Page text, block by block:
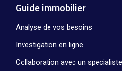
Guide immobilier
Analyse de vos besoins
Investigation en ligne
Collaboration avec un spécialiste